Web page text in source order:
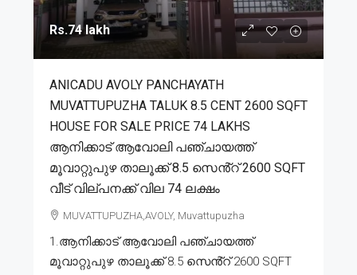
Rs.74 lakh
ANICADU AVOLY PANCHAYATH
MUVATTUPUZHA TALUK 8.5 CENT 2600 SQFT
HOUSE FOR SALE PRICE 74 LAKHS
ആനിക്കാട് ആവോലി പഞ്ചായത്ത്
മൂവാറ്റുപുഴ താലൂക്ക് 8.5 സെൻ്റ് 2600 SQFT
വീട് വില്പനക്ക് വില 74 ലക്ഷം
MUVATTUPUZHA,AVOLY, Muvattupuzha
1.ആനിക്കാട് ആവോലി പഞ്ചായത്ത്
മൂവാറ്റുപുഴ താലൂക്ക് 8.5 സെൻ്റ് 2600 SQFT